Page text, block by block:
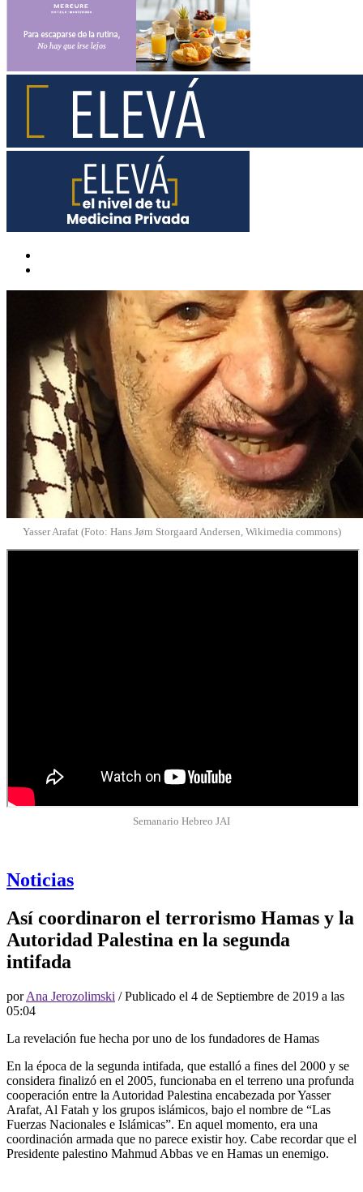
Yasser Arafat (Foto: Hans Jørn Storgaard Andersen, Wikimedia commons)
Semanario Hebreo JAI
Noticias
Así coordinaron el terrorismo Hamas y la
Autoridad Palestina en la segunda
intifada
porAna Jerozolimski / Publicado el 4 de Septiembre de 2019 a las
05:04
La revelación fue hecha por uno de los fundadores de Hamas
En la época de la segunda intifada, que estalló a fines del 2000 y se
considera finalizó en el 2005, funcionaba en el terreno una profunda
cooperación entre la Autoridad Palestina encabezada por Yasser
Arafat, Al Fatah y los grupos islámicos, bajo el nombre de “Las
Fuerzas Nacionales e Islámicas”. En aquel momento, era una
coordinación armada que no parece existir hoy. Cabe recordar que el
Presidente palestino Mahmud Abbas ve en Hamas un enemigo.